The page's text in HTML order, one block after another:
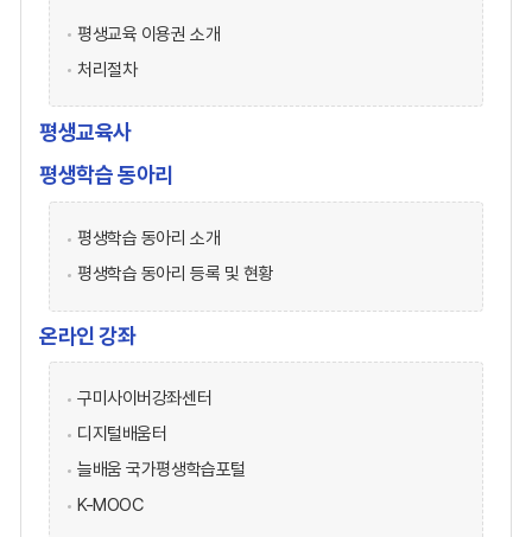
평생교육 이용권 소개
처리절차
평생교육사
평생학습 동아리
평생학습 동아리 소개
평생학습 동아리 등록 및 현황
온라인 강좌
구미사이버강좌센터
디지털배움터
늘배움 국가평생학습포털
K-MOOC